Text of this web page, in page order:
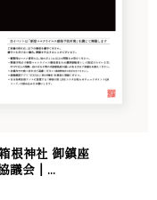
根神社 御鎮座
議会｜...